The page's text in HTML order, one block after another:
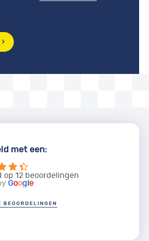
met een:
op 12 beoordelingen
Goog e